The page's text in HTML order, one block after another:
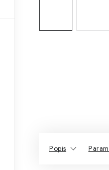
Popis